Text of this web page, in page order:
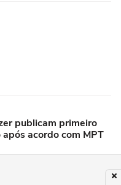
publicam primeiro
acordo com MPT